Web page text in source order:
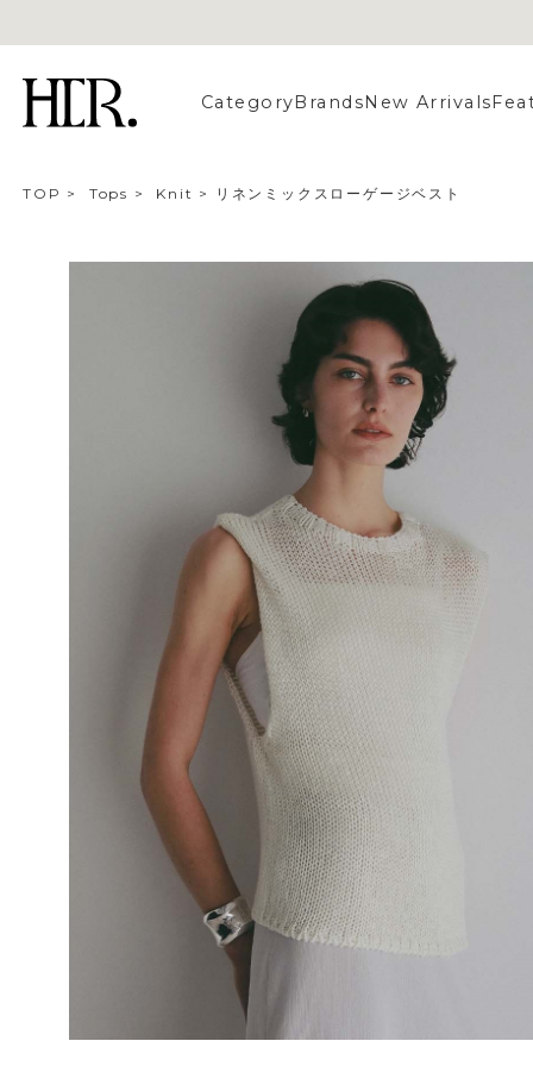
Category Brands New Arrivals
TOP > Tops > Knit > リネンミックスローゲージベスト